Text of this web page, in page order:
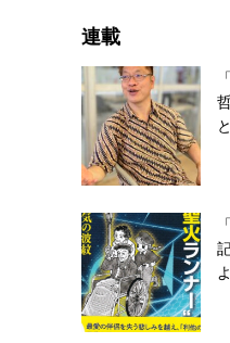
連載